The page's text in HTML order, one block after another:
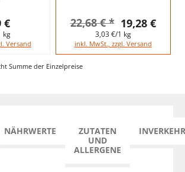
€
kg
Versand
19,28 €
22,68 € *
3,03 €/1 kg
inkl. MwSt., zzgl. Versand
Summe der Einzelpreise
NÄHRWERTE
ZUTATEN
UND
ALLERGENE